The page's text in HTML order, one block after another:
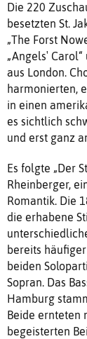
Die 220
besetzten St.
„The Forst
„Angels′
aus London.
harmonierten,
in einen
es sichtlich
und erst ganz
Es folgte „Der
Rheinberger,
Romantik. Die
die erhabene
bereits
beiden
Sopran. Das
Hamburg
Beide ernteten
begeisterten